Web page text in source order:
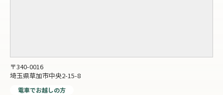
〒340-0016
埼玉県草加市中央2-15-8
電車でお越しの方